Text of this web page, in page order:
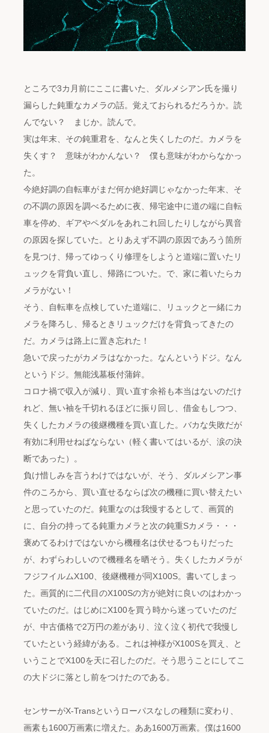
ところで3カ月前にここに書いた、ダルメシアン氏を撮り
漏らした鈍重なカメラの話。覚えておられるだろうか。読
んでない？ まじか。読んで。
実は年末、その鈍重君を、なんと失くしたのだ。カメラを
失くす？ 意味がわかんない？ 僕も意味がわからなかっ
た。
今絶好調の自転車がまだ何か絶好調じゃなかった年末、そ
の不調の原因を調べるために夜、帰宅途中に道の端に自転
車を停め、ギアやペダルをあれこれ回したりしながら異音
の原因を探していた。とりあえず不調の原因であろう箇所
を見つけ、帰ってゆっくり修理をしようと道端に置いたリ
ュックを背負い直し、帰路についた。で、家に着いたらカ
メラがない！
そう、自転車を点検していた道端に、リュックと一緒にカ
メラを降ろし、帰るときリュックだけを背負ってきたの
だ。カメラは路上に置き忘れた！
急いで戻ったがカメラはなかった。なんというドジ。なん
というドジ。無能浅墓板付蒲鉾。
コロナ禍で収入が減り、買い直す余裕も本当はないのだけ
れど、無い袖を千切れるほどに振り回し、借金もしつつ、
失くしたカメラの後継機種を買い直した。バカな失敗だが
有効に利用せねばならない（軽く書いてはいるが、涙の決
断であった）。
負け惜しみを言うわけではないが、そう、ダルメシアン事
件のころから、買い直せるならば次の機種に買い替えたい
と思っていたのだ。鈍重なのは我慢するとして、画質的
に、自分の持ってる鈍重カメラと次の鈍重Sカメラ・・・
褒めてるわけではないから機種名は伏せるつもりだった
が、わずらわしいので機種名を晒そう。失くしたカメラが
フジフイルムX100、後継機種が同X100S。書いてしまっ
た。画質的に二代目のX100Sの方が絶対に良いのはわかっ
ていたのだ。はじめにX100を買う時から迷っていたのだ
が、中古価格で2万円の差があり、泣く泣く初代で我慢し
ていたという経緯がある。これは神様がX100Sを買え、と
いうことでX100を天に召したのだ。そう思うことにしてこ
の大ドジに落とし前をつけたのである。
センサーがX-Transというローパスなしの種類に変わり、
画素も1600万画素に増えた。ああ1600万画素。僕は1600